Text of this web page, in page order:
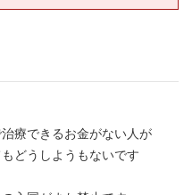
療できるお金がない人が
どうしようもないです